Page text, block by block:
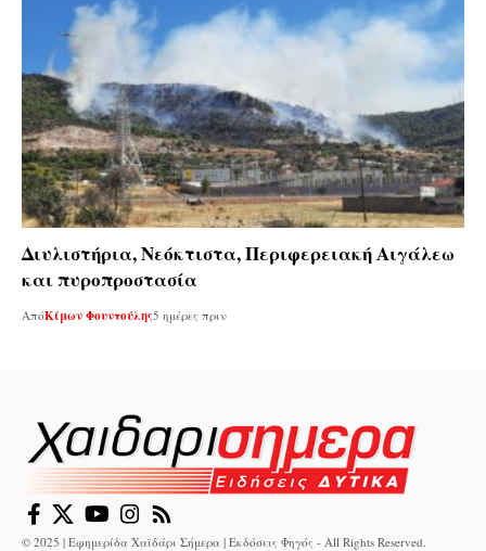
Διυλιστήρια, Νεόκτιστα, Περιφερειακή Αιγάλεω
και πυροπροστασία
ΑπόΚίμων Φουντούλης5 ημέρες πριν
© 2025 | Εφημερίδα Χαϊδάρι Σήμερα | Εκδόσεις Φηγός - All Rights Reserved.